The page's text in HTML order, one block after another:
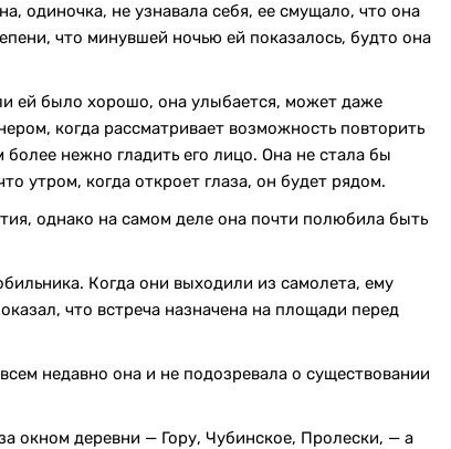
одиночка, не узнавала себя, ее смущало, что она
что минувшей ночью ей показалось, будто она
ей было хорошо, она улыбается, может даже
когда рассматривает возможность повторить
нежно гладить его лицо. Она не стала бы
утром, когда откроет глаза, он будет рядом.
однако на самом деле она почти полюбила быть
Когда они выходили из самолета, ему
что встреча назначена на площади перед
недавно она и не подозревала о существовании
окном деревни — Гору, Чубинское, Пролески, — а